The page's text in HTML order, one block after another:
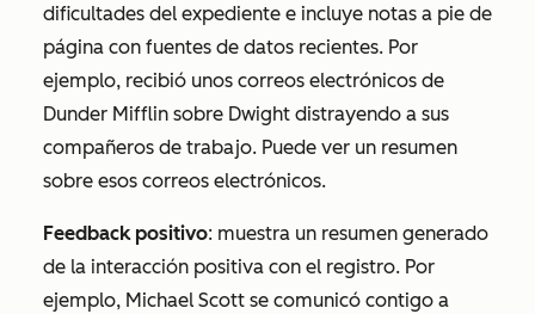
dificultades del expediente e incluye notas a pie de
página con fuentes de datos recientes. Por
ejemplo, recibió unos correos electrónicos de
Dunder Mifflin sobre Dwight distrayendo a sus
compañeros de trabajo. Puede ver un resumen
sobre esos correos electrónicos.
Feedback positivo: muestra un resumen generado
de la interacción positiva con el registro. Por
ejemplo, Michael Scott se comunicó contigo a